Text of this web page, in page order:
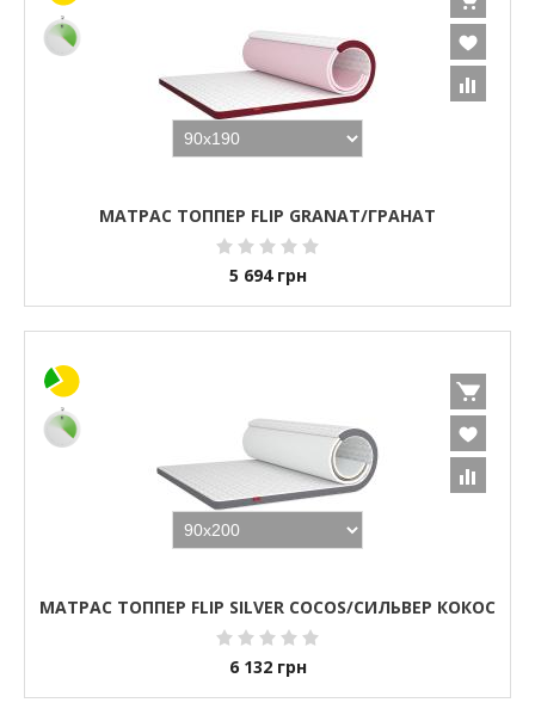
МАТРАС ТОППЕР FLIP GRANAT/ГРАНАТ
5 694 грн
МАТРАС ТОППЕР FLIP SILVER COCOS/СИЛЬВЕР КОКОС
6 132 грн